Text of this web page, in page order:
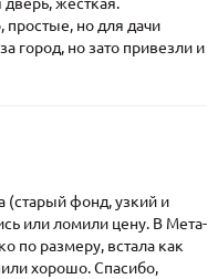
простые, но для дачи
город, но зато привезли и
(старый фонд, узкий и
или ломили цену. В Мета-
по размеру, встала как
хорошо. Спасибо,